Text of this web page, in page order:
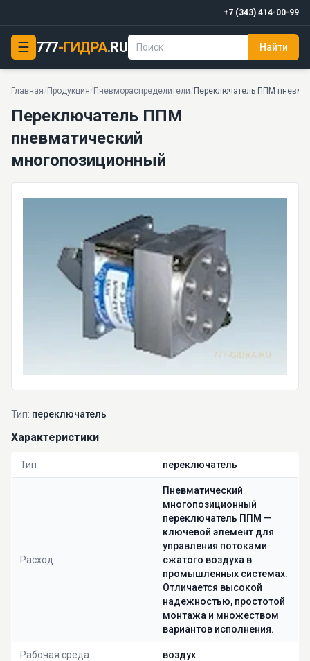
+7 (343) 414-00-99
☰ 777-ГИДРА.RU Найти
Главная/ Продукция/ Пневмораспределители/ Переключатель ППМ
Переключатель ППМ пневматический многопозиционный
Переключатель ППМ
пневматический
многопозиционный
Тип: переключатель
Характеристики
Тип переключатель
Расход
Пневматический
многопозиционный
переключатель ППМ —
ключевой элемент для
управления потоками
сжатого воздуха в
промышленных системах.
Отличается высокой
надежностью, простотой
монтажа и множеством
вариантов исполнения.
Рабочая среда воздух